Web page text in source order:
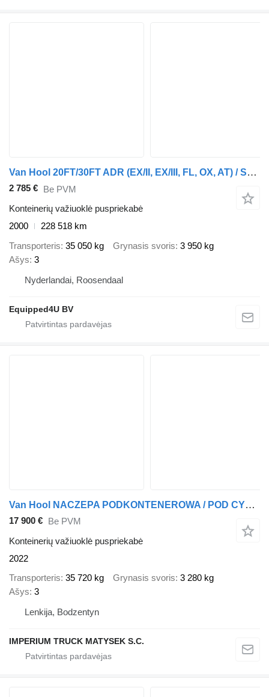
Van Hool 20FT/30FT ADR (EX/II, EX/III, FL, OX, AT) / SAF / drum / liftaxl
2 785 € Be PVM
Konteinerių važiuoklė puspriekabė
2000
228 518 km
Transporteris 35 050 kg Grynasis svoris 3 950 kg
Ašys 3
Nyderlandai, Roosendaal
Equipped4U BV
Van Hool NACZEPA PODKONTENEROWA / POD CYSTERNE / PEŁNY ADR / 3 OSIE / OSI
17 900 € Be PVM
Konteinerių važiuoklė puspriekabė
2022
Transporteris 35 720 kg Grynasis svoris 3 280 kg
Ašys 3
Lenkija, Bodzentyn
IMPERIUM TRUCK MATYSEK S.C.